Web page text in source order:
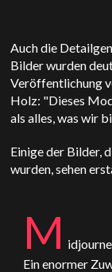
Auch die
Bilder wurden
Veröffentlichung
Holz: "Dieses
als alles, was wir
Einige der Bilder,
wurden, sehen
M
Ein enormer